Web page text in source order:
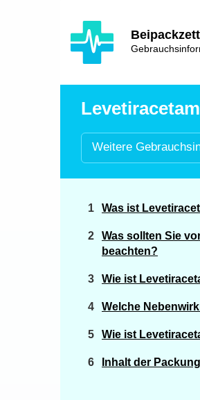
Hlavní
navigace
Weitere
Was ist
Was sollten Sie
beachten?
Wie ist
Welche
Wie ist
Inhalt der